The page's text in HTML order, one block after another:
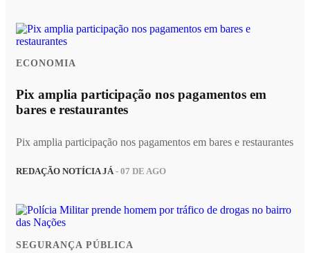
ECONOMIA
Pix amplia participação nos pagamentos em
bares e restaurantes
Pix amplia participação nos pagamentos em bares e restaurantes
REDAÇÃO NOTÍCIA JÁ- 07 DE AGO
SEGURANÇA PÚBLICA